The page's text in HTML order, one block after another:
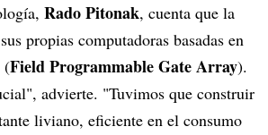
Rado Pitonak, cuenta que la
propias computadoras basadas en
(Field Programmable Gate Array).
advierte. "Tuvimos que construir
liviano, eficiente en el consumo